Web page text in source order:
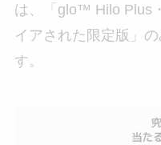
は、「glo™ Hilo Plus
イアされた限定版」
す。